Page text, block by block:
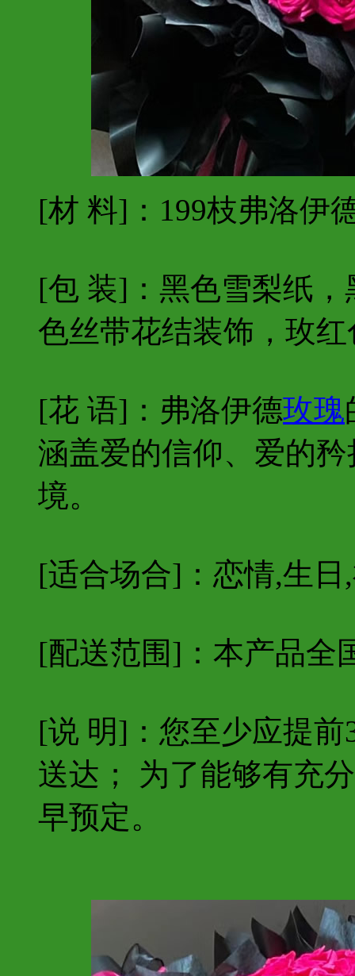
[材 料]：199枝弗洛伊
[包 装]：黑色雪梨纸
色丝带花结装饰，玫
[花 语]：弗洛伊德玫瑰
涵盖爱的信仰、爱的
境。
[适合场合]：恋情,生日
[配送范围]：本产品全
[说 明]：您至少应提
送达； 为了能够有充
早预定。